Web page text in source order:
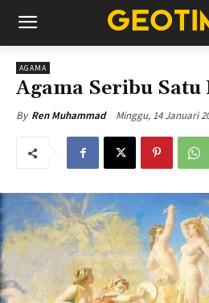
AGAMA
Agama Seribu Satu
By Ren Muhammad Minggu, 14 Januari